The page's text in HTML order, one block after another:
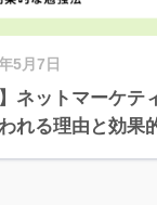
5月7日
】ネットマーケ
れる理由と効果